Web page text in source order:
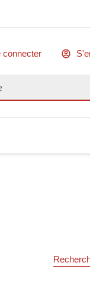
connecter
données